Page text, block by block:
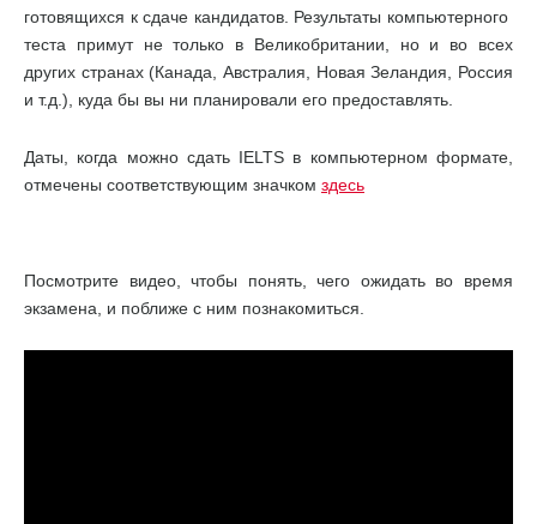
готовящихся к сдаче кандидатов. Результаты компьютерного
теста примут не только в Великобритании, но и во всех
других странах (Канада, Австралия, Новая Зеландия, Россия
и т.д.), куда бы вы ни планировали его предоставлять.
Даты, когда можно сдать IELTS в компьютерном формате,
отмечены соответствующим значком здесь
Посмотрите видео, чтобы понять, чего ожидать во время
экзамена, и поближе с ним познакомиться.